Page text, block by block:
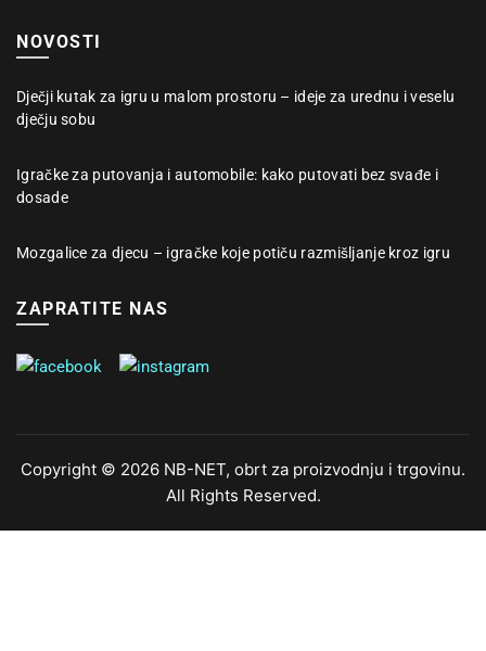
NOVOSTI
Dječji kutak za igru u malom prostoru – ideje za urednu i veselu
dječju sobu
Igračke za putovanja i automobile: kako putovati bez svađe i
dosade
Mozgalice za djecu – igračke koje potiču razmišljanje kroz igru
ZAPRATITE NAS
Copyright © 2026 NB-NET, obrt za proizvodnju i trgovinu.
All Rights Reserved.